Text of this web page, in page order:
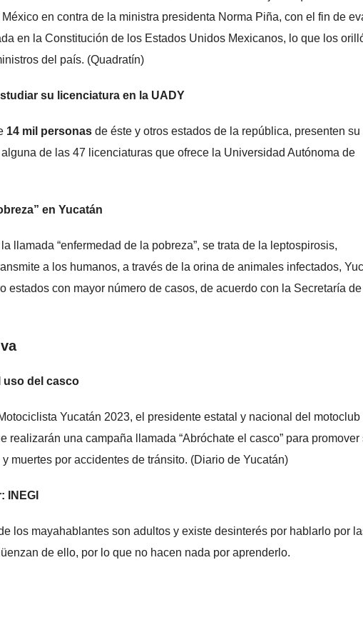
en contra de la ministra presidenta Norma Piña, con el fin de
en la Constitución de los Estados Unidos Mexicanos, lo que los
del país. (Quadratín)
su licenciatura en la UADY
14 mil personas de éste y otros estados de la república, presenten su
de las 47 licenciaturas que ofrece la Universidad Autónoma de
en Yucatán
llamada “enfermedad de la pobreza”, se trata de la leptospirosis,
a los humanos, a través de la orina de animales infectados,
estados con mayor número de casos, de acuerdo con la Secretaría de
uso del casco
Yucatán 2023, el presidente estatal y nacional del motoclub
realizarán una campaña llamada “Abróchate el casco” para promover
muertes por accidentes de tránsito. (Diario de Yucatán)
INEGI
los mayahablantes son adultos y existe desinterés por hablarlo por
de ello, por lo que no hacen nada por aprenderlo.